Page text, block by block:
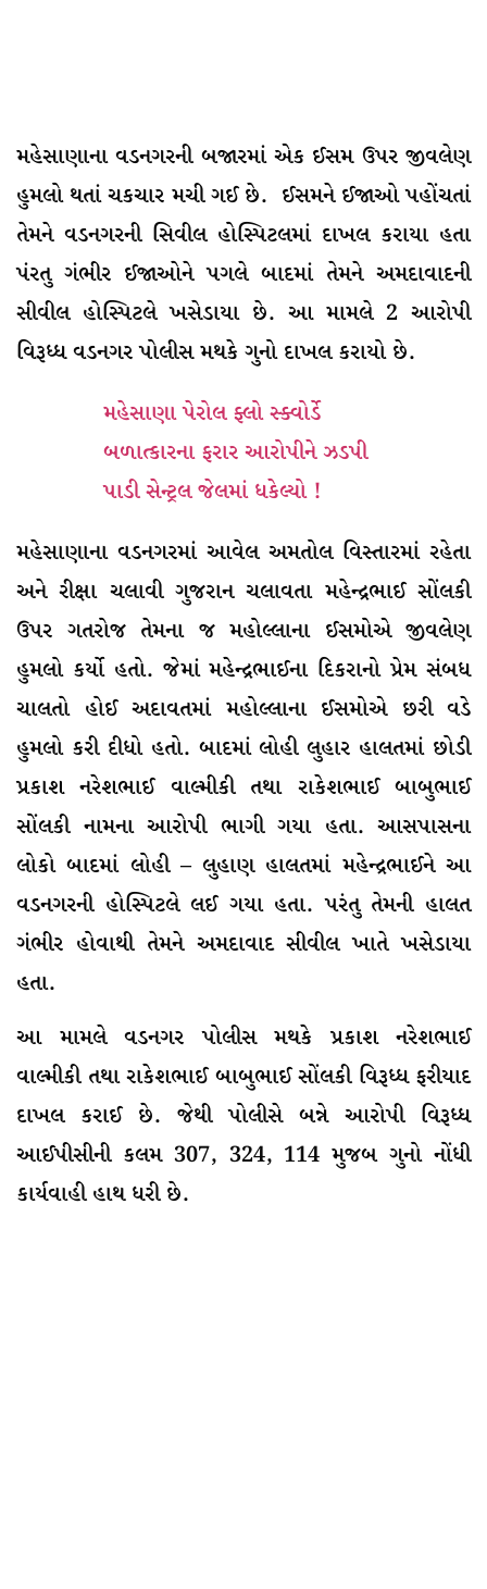
મહેસાણાના વડનગરની બજારમાં એક ઈસમ ઉપર જીવલેણ
હુમલો થતાં ચકચાર મચી ગઈ છે. ઈસમને ઈજાઓ પહોંચતાં
તેમને વડનગરની સિવીલ હોસ્પિટલમાં દાખલ કરાયા હતા
પંરતુ ગંભીર ઈજાઓને પગલે બાદમાં તેમને અમદાવાદની
સીવીલ હોસ્પિટલે ખસેડાયા છે. આ મામલે 2 આરોપી
વિરૂધ્ધ વડનગર પોલીસ મથકે ગુનો દાખલ કરાયો છે.
મહેસાણા પેરોલ ફ્લો સ્ક્વોર્ડે
બળાત્કારના ફરાર આરોપીને ઝડપી
પાડી સેન્ટ્રલ જેલમાં ધકેલ્યો !
મહેસાણાના વડનગરમાં આવેલ અમતોલ વિસ્તારમાં રહેતા
અને રીક્ષા ચલાવી ગુજરાન ચલાવતા મહેન્દ્રભાઈ સોંલકી
ઉપર ગતરોજ તેમના જ મહોલ્લાના ઈસમોએ જીવલેણ
હુમલો કર્યો હતો. જેમાં મહેન્દ્રભાઈના દિકરાનો પ્રેમ સંબધ
ચાલતો હોઈ અદાવતમાં મહોલ્લાના ઈસમોએ છરી વડે
હુમલો કરી દીધો હતો. બાદમાં લોહી લુહાર હાલતમાં છોડી
પ્રકાશ નરેશભાઈ વાલ્મીકી તથા રાકેશભાઈ બાબુભાઈ
સોંલકી નામના આરોપી ભાગી ગયા હતા. આસપાસના
લોકો બાદમાં લોહી – લુહાણ હાલતમાં મહેન્દ્રભાઈને આ
વડનગરની હોસ્પિટલે લઈ ગયા હતા. પરંતુ તેમની હાલત
ગંભીર હોવાથી તેમને અમદાવાદ સીવીલ ખાતે ખસેડાયા
હતા.
આ મામલે વડનગર પોલીસ મથકે પ્રકાશ નરેશભાઈ
વાલ્મીકી તથા રાકેશભાઈ બાબુભાઈ સોંલકી વિરૂધ્ધ ફરીયાદ
દાખલ કરાઈ છે. જેથી પોલીસે બન્ને આરોપી વિરૂધ્ધ
આઈપીસીની કલમ 307, 324, 114 મુજબ ગુનો નોંધી
કાર્યવાહી હાથ ધરી છે.